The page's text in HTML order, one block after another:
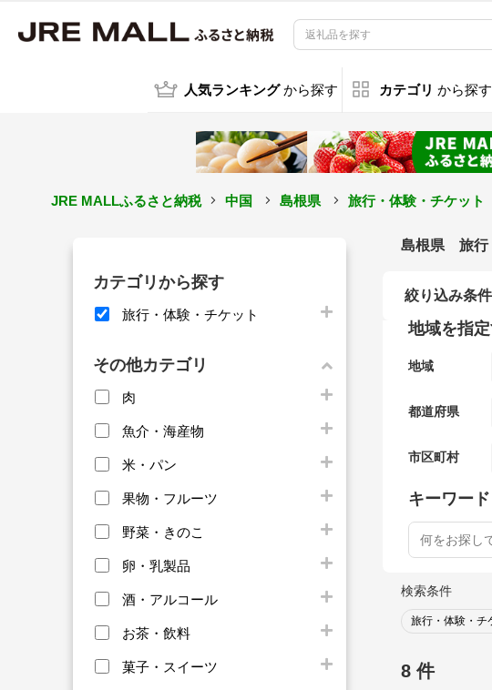
人気ランキング から探す カテゴリ から探す
JRE MALLふるさと納税 中国 島根県 旅行・体験・チケット
カテゴリから探す
旅行・体験・チケット
その他カテゴリ
肉
魚介・海産物
米・パン
果物・フルーツ
野菜・きのこ
卵・乳製品
酒・アルコール
お茶・飲料
菓子・スイーツ
島根県 旅行
絞り込み条
地域を指
地域
都道府県
市区町村
キーワード
検索条件
旅行・体験・チ
8 件